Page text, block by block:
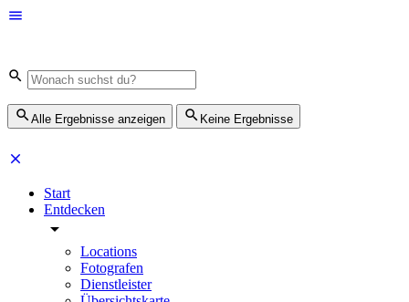
Alle Ergebnisse anzeigen Keine Ergebnisse
Start
Entdecken
Locations
Fotografen
Dienstleister